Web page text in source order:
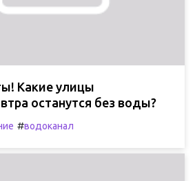
Какие улицы
останутся без воды?
#водоканал